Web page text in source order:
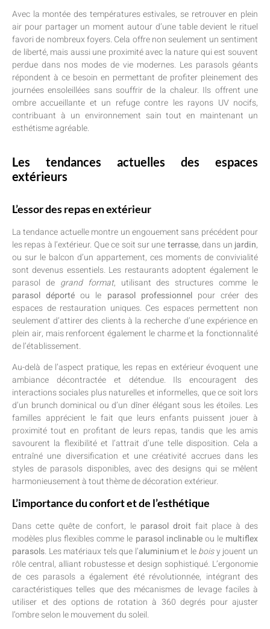
Avec la montée des températures estivales, se retrouver en plein
air pour partager un moment autour d’une table devient le rituel
favori de nombreux foyers. Cela offre non seulement un sentiment
de liberté, mais aussi une proximité avec la nature qui est souvent
perdue dans nos modes de vie modernes. Les parasols géants
répondent à ce besoin en permettant de profiter pleinement des
journées ensoleillées sans souffrir de la chaleur. Ils offrent une
ombre accueillante et un refuge contre les rayons UV nocifs,
contribuant à un environnement sain tout en maintenant un
esthétisme agréable.
Les tendances actuelles des espaces
extérieurs
L’essor des repas en extérieur
La tendance actuelle montre un engouement sans précédent pour
les repas à l’extérieur. Que ce soit sur uneterrasse, dans un jardin,
ou sur le balcon d’un appartement, ces moments de convivialité
sont devenus essentiels. Les restaurants adoptent également le
parasol de grand format, utilisant des structures comme le
parasol déporté ou le parasol professionnelpour créer des
espaces de restauration uniques. Ces espaces permettent non
seulement d’attirer des clients à la recherche d’une expérience en
plein air, mais renforcent également le charme et la fonctionnalité
de l’établissement.
Au-delà de l’aspect pratique, les repas en extérieur évoquent une
ambiance décontractée et détendue. Ils encouragent des
interactions sociales plus naturelles et informelles, que ce soit lors
d’un brunch dominical ou d’un dîner élégant sous les étoiles. Les
familles apprécient le fait que leurs enfants puissent jouer à
proximité tout en profitant de leurs repas, tandis que les amis
savourent la flexibilité et l’attrait d’une telle disposition. Cela a
entraîné une diversification et une créativité accrues dans les
styles de parasols disponibles, avec des designs qui se mêlent
harmonieusement à tout thème de décoration extérieur.
L’importance du confort et de l’esthétique
Dans cette quête de confort, le parasol droit fait place à des
modèles plus flexibles comme le parasol inclinableou le multiflex
parasols. Les matériaux tels que l’aluminiumet leboisy jouent un
rôle central, alliant robustesse et design sophistiqué. L’ergonomie
de ces parasols a également été révolutionnée, intégrant des
caractéristiques telles que des mécanismes de levage faciles à
utiliser et des options de rotation à 360 degrés pour ajuster
l’ombre selon le mouvement du soleil.